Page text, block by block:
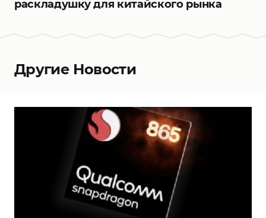
раскладушку для китайского рынка
Другие Новости